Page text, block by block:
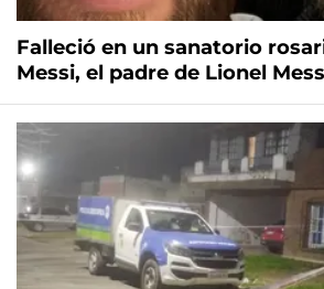
Falleció en un sanatorio
Messi, el padre de Lionel